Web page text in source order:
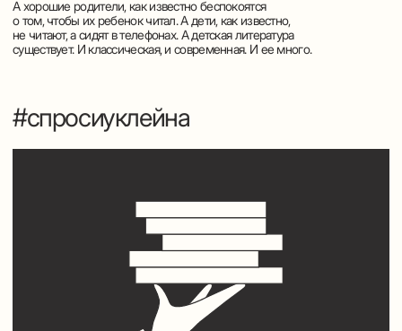
с кризисом, для которого нет готового кейса,
или с инновацией, которая ломает все правила,
шаблонные решения перестают работать.
читательский клуб
МЕРОПРИЯТИЯ